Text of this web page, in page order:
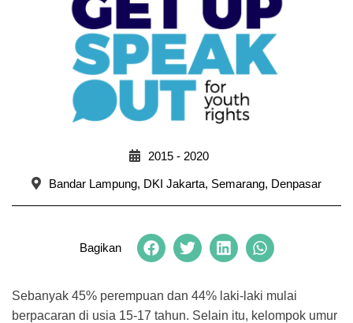
2015 - 2020
Bandar Lampung, DKI Jakarta, Semarang, Denpasar
Bagikan
Sebanyak 45% perempuan dan 44% laki-laki mulai
berpacaran di usia 15-17 tahun. Selain itu, kelompok umur